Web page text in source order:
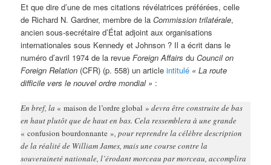
Et que dire d’une de mes citations révélatrices préférées, celle
de Richard N. Gardner, membre de laCommission trilatérale,
ancien sous-secrétaire d’État adjoint aux organisations
internationales sous Kennedy et Johnson ? Il a écrit dans le
numéro d’avril 1974 de la revueForeign Affairs duCouncil on
Foreign Relation (CFR) (p. 558) un articleintitulé « La route
difficile vers le nouvel ordre mondial » :
En bref, la « maison de l’ordre global » devra être construite de bas
en haut plutôt que de haut en bas. Cela ressemblera à une grande
« confusion bourdonnante », pour reprendre la célèbre description
de la réalité de William James, mais une course contre la
souveraineté nationale, l’érodant morceau par morceau, accomplira